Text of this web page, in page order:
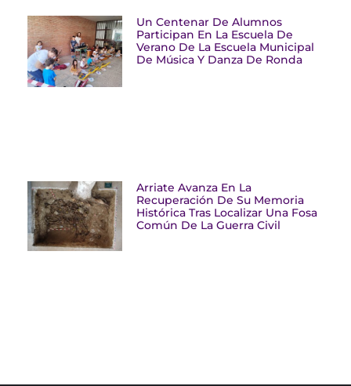
Un Centenar De Alumnos
Participan En La Escuela De
Verano De La Escuela Municipal
De Música Y Danza De Ronda
Arriate Avanza En La
Recuperación De Su Memoria
Histórica Tras Localizar Una Fosa
Común De La Guerra Civil